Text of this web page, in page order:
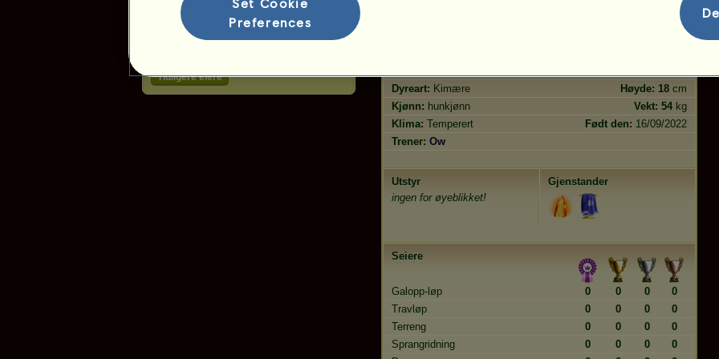
Ansiennitet :
2585 dager
Generell rangering :
Tidligere eiere
Dyreart: Kimære Høyde: 18 cm
Kjønn: hunkjønn Vekt: 54 kg
Klima: Temperert Født den: 16/09/2022
Trener: Ow
Utstyr
ingen for øyeblikket!
Gjenstander
Seiere
Galopp-løp 0 0 0
0
Travløp
0 0 0
0
Terreng
0 0 0
0
Sprangridning
0 0 0
0
Preferences